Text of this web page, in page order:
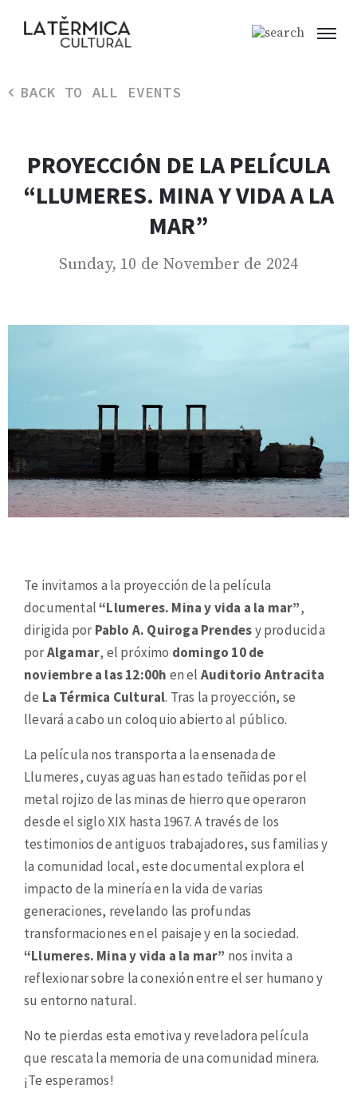
BACK TO ALL EVENTS
PROYECCIÓN DE LA PELÍCULA
“LLUMERES. MINA Y VIDA A LA
MAR”
Sunday, 10 de November de 2024
Te invitamos a la proyección de la película
documental“Llumeres. Mina y vida a la mar”,
dirigida porPablo A. Quiroga Prendesy producida
porAlgamar, el próximo domingo 10 de
noviembre a las 12:00h en el Auditorio Antracita
de La Térmica Cultural. Tras la proyección, se
llevará a cabo un coloquio abierto al público.
La película nos transporta a la ensenada de
Llumeres, cuyas aguas han estado teñidas por el
metal rojizo de las minas de hierro que operaron
desde el siglo XIX hasta 1967. A través de los
testimonios de antiguos trabajadores, sus familias y
la comunidad local, este documental explora el
impacto de la minería en la vida de varias
generaciones, revelando las profundas
transformaciones en el paisaje y en la sociedad.
“Llumeres. Mina y vida a la mar” nos invita a
reflexionar sobre la conexión entre el ser humano y
su entorno natural.
No te pierdas esta emotiva y reveladora película
que rescata la memoria de una comunidad minera.
¡Te esperamos!